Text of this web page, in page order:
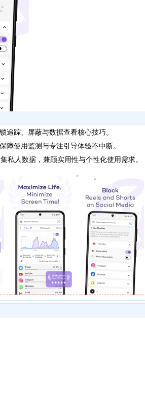
踪、屏蔽与数据查看核心技巧。
使用监测与专注引导体验不中断。
人数据，兼顾实用性与个性化使用需求。